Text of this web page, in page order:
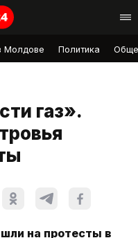
Молдове Политика
газ».
на протесты в